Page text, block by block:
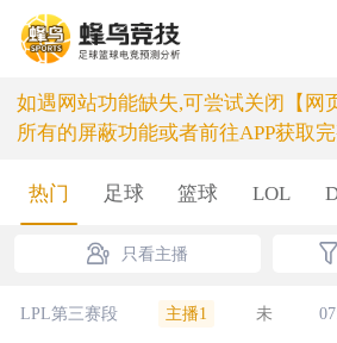
如遇网站功能缺失,可尝试关闭【网
所有的屏蔽功能或者前往APP获取
热门 足球 篮球 LOL
只看主播
LPL第三赛段 主播1 未